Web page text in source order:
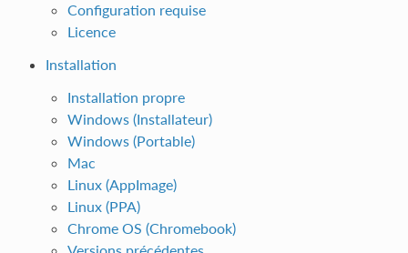
Configuration requise
Licence
Installation
Installation propre
Windows (Installateur)
Windows (Portable)
Mac
Linux (AppImage)
Linux (PPA)
Chrome OS (Chromebook)